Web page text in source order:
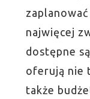
najwięcej
dostępne
oferują nie
także